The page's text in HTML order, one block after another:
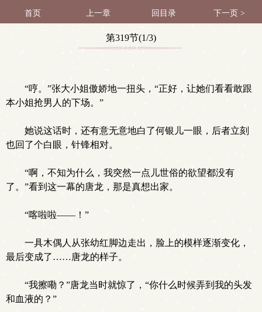
首页 上一章 回目录 下一页 >
第319节(1/3)
“哼。”张大小姐傲娇地一扭头，“正好，让她们看看敢跟
本小姐抢男人的下场。”
她说这话时，还有意无意地白了何银儿一眼，后者立刻
也回了个白眼，针锋相对。
“啊，不知为什么，我突然一点儿世俗的欲望都没有
了。”看到这一幕的唐龙，那是真想出家。
“喀啦啦——！”
一具木偶人从张幼红脚边走出，脸上的模样逐渐变化，
最后变成了……唐龙的样子。
“我擦嘞？”唐龙当时就惊了，“你什么时候弄到我的头发
和血液的？”